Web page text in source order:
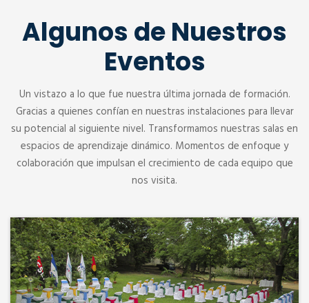
Algunos de Nuestros
Eventos
Un vistazo a lo que fue nuestra última jornada de formación.
Gracias a quienes confían en nuestras instalaciones para llevar
su potencial al siguiente nivel. Transformamos nuestras salas en
espacios de aprendizaje dinámico. Momentos de enfoque y
colaboración que impulsan el crecimiento de cada equipo que
nos visita.